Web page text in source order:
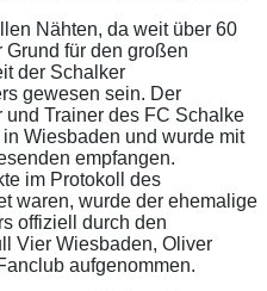
Nähten, da weit über 60
für den großen
der Schalker
gewesen sein. Der
Trainer des FC Schalke
Wiesbaden und wurde mit
empfangen.
im Protokoll des
waren, wurde der ehemalige
offiziell durch den
Vier Wiesbaden, Oliver
aufgenommen.